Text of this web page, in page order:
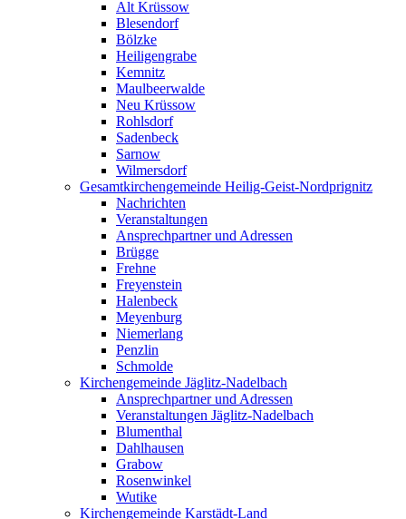
Alt Krüssow
Blesendorf
Bölzke
Heiligengrabe
Kemnitz
Maulbeerwalde
Neu Krüssow
Rohlsdorf
Sadenbeck
Sarnow
Wilmersdorf
Gesamtkirchengemeinde Heilig-Geist-Nordprignitz
Nachrichten
Veranstaltungen
Ansprechpartner und Adressen
Brügge
Frehne
Freyenstein
Halenbeck
Meyenburg
Niemerlang
Penzlin
Schmolde
Kirchengemeinde Jäglitz-Nadelbach
Ansprechpartner und Adressen
Veranstaltungen Jäglitz-Nadelbach
Blumenthal
Dahlhausen
Grabow
Rosenwinkel
Wutike
Kirchengemeinde Karstädt-Land